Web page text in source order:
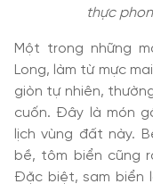
thực
Một trong những
Long, làm từ mực
giòn tự nhiên,
cuốn. Đây là món
lịch vùng đất này.
bề, tôm biển cũng
Đặc biệt, sam biển